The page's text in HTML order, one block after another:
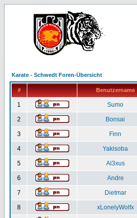
Karate - Schwedt Foren-Übersicht
# Benutzername
1 Sumo
2 Bonsai
3 Finn
4 Yakisoba
5 Al3xus
6 Andre
7 Dietmar
8 xLonelyWolfx